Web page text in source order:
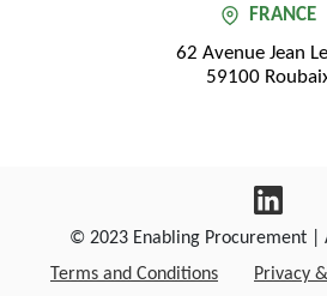
FRANCE
62 Avenue Jean
59100
© 2023 Enabling Procurement |
Terms and Conditions
Privacy